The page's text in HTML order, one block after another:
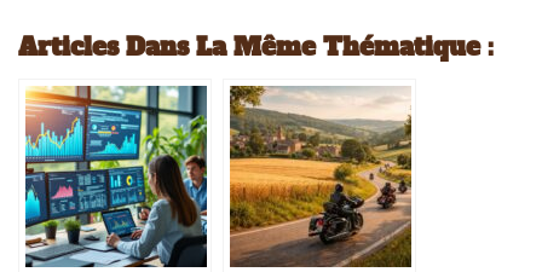
Articles Dans La Même Thématique :